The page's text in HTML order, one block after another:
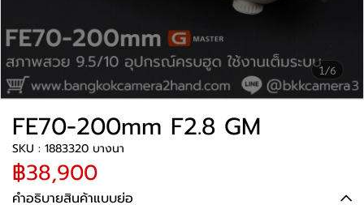
1/6
FE70-200mm F2.8 GM
SKU : 1883320 บางนา
฿38,900
คำอธิบายสินค้าแบบย่อ